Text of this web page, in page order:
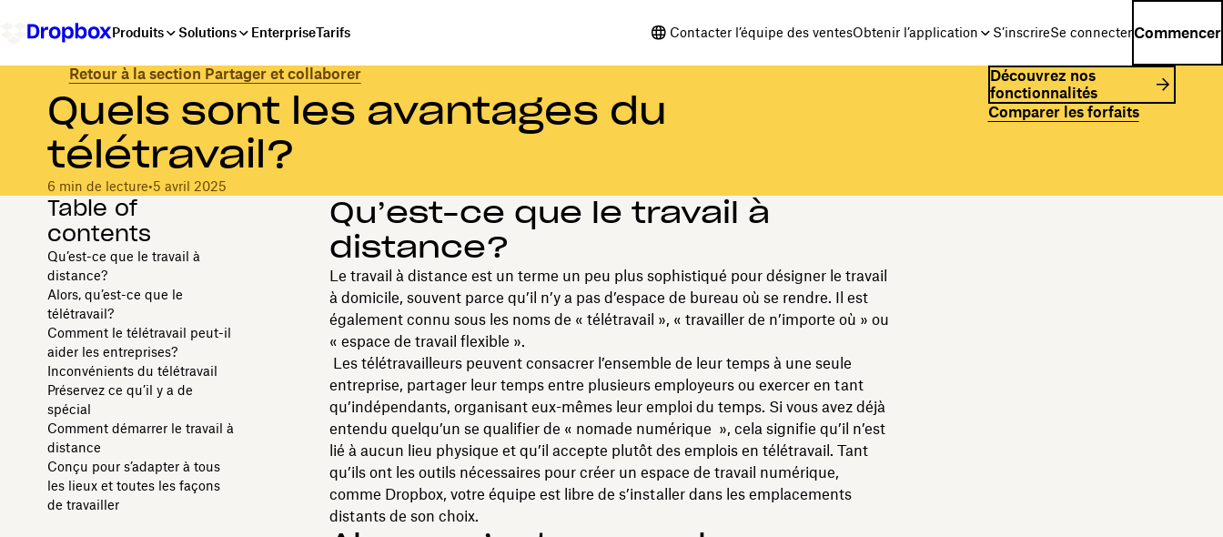
Produits Solutions EnterpriseTarifs Contacter l’équipe des ventesObtenir l’application S’inscrireSe connecterCommencer
Retour à la section Partager et collaborer
Quels sont les avantages du
télétravail?
6 min de lecture•5 avril 2025
Découvrez nos
fonctionnalités
Comparer les forfaits
Table of
contents
Qu’est-ce que le travail à
distance?
Alors, qu’est-ce que le
télétravail?
Comment le télétravail peut-il
aider les entreprises?
Inconvénients du télétravail
Préservez ce qu’il y a de
spécial
Comment démarrer le travail à
distance
Conçu pour s’adapter à tous
les lieux et toutes les façons
de travailler
Qu’est-ce que le travail à
distance?
Le travail à distance est un terme un peu plus sophistiqué pour désigner le travail
à domicile, souvent parce qu’il n’y a pas d’espace de bureau où se rendre. Il est
également connu sous les noms de « télétravail », « travailler de n’importe où » ou
« espace de travail flexible ».
Les télétravailleurs peuvent consacrer l’ensemble de leur temps à une seule
entreprise, partager leur temps entre plusieurs employeurs ou exercer en tant
qu’indépendants, organisant eux-mêmes leur emploi du temps. Si vous avez déjà
entendu quelqu’un se qualifier de « nomade numérique », cela signifie qu’il n’est
lié à aucun lieu physique et qu’il accepte plutôt des emplois en télétravail. Tant
qu’ils ont les outils nécessaires pour créer un espace de travail numérique,
comme Dropbox, votre équipe est libre de s’installer dans les emplacements
distants de son choix.